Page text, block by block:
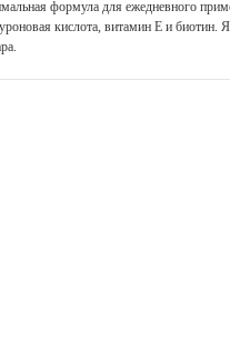
формула для ежедневного
кислота, витамин Е и биотин.